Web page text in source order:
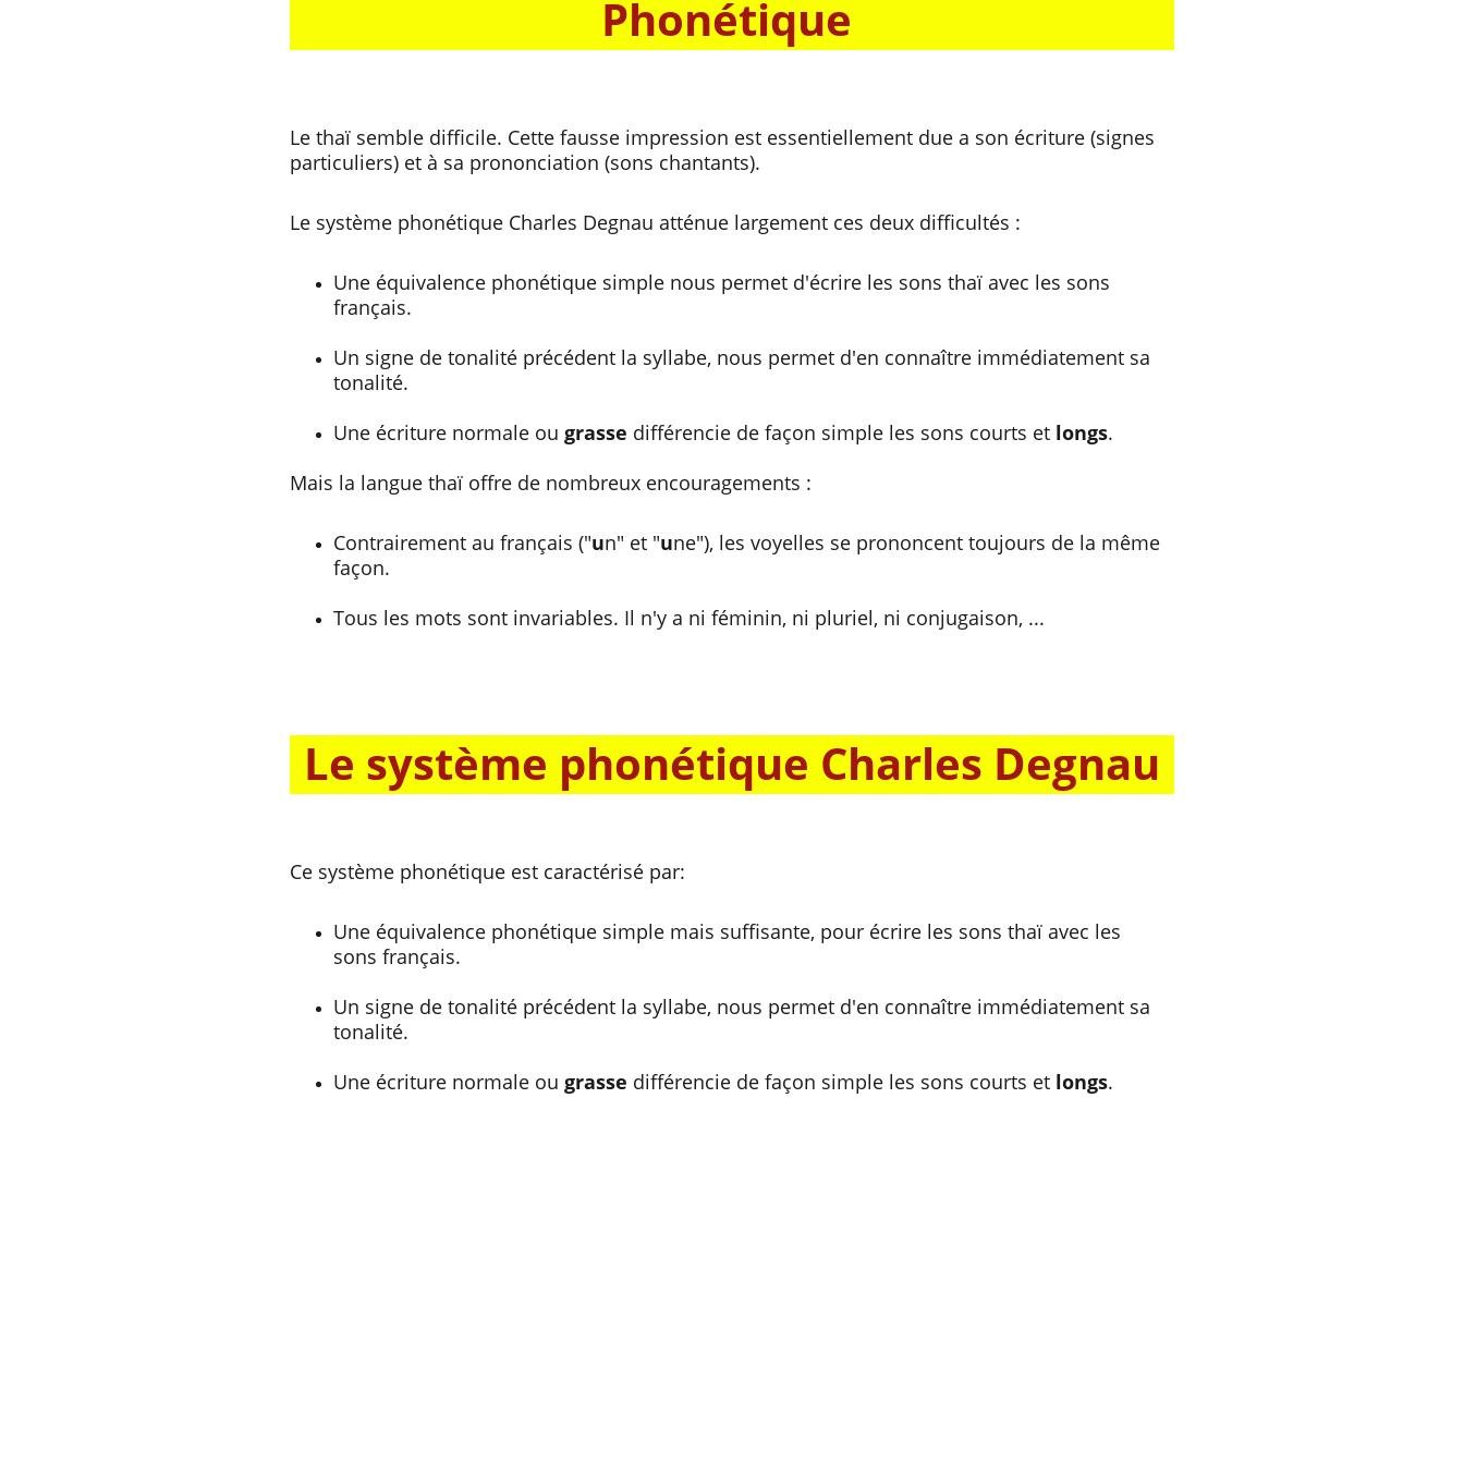
Phonétique
Le thaï semble difficile. Cette fausse impression est essentiellement due a son écriture (signes
particuliers) et à sa prononciation (sons chantants).
Le système phonétique Charles Degnau atténue largement ces deux difficultés :
Une équivalence phonétique simple nous permet d'écrire les sons thaï avec les sons
français.
Un signe de tonalité précédent la syllabe, nous permet d'en connaître immédiatement sa
tonalité.
Une écriture normale ou grasse différencie de façon simple les sons courts et longs.
Mais la langue thaï offre de nombreux encouragements :
Contrairement au français ("un" et "une"), les voyelles se prononcent toujours de la même
façon.
Tous les mots sont invariables. Il n'y a ni féminin, ni pluriel, ni conjugaison, ...
Le système phonétique Charles Degnau
Ce système phonétique est caractérisé par:
Une équivalence phonétique simple mais suffisante, pour écrire les sons thaï avec les
sons français.
Un signe de tonalité précédent la syllabe, nous permet d'en connaître immédiatement sa
tonalité.
Une écriture normale ou grasse différencie de façon simple les sons courts et longs.